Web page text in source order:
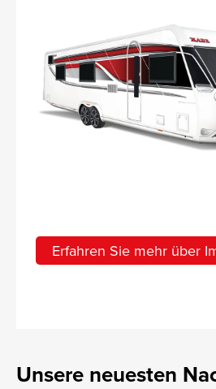
Erfahren Sie mehr über
Unsere neuesten